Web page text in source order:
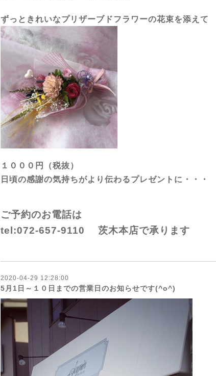
ずっときれいなプリザーブドフラワーの花束を添えて
１０００円（税抜）
日頃の感謝の気持ちがより伝わるプレゼントに・・・
ご予約のお電話は
tel:072-657-9110 茨木本店で承ります
2020-04-29 12:28:00
5月1日～１０日までの営業日のお知らせです(^o^)